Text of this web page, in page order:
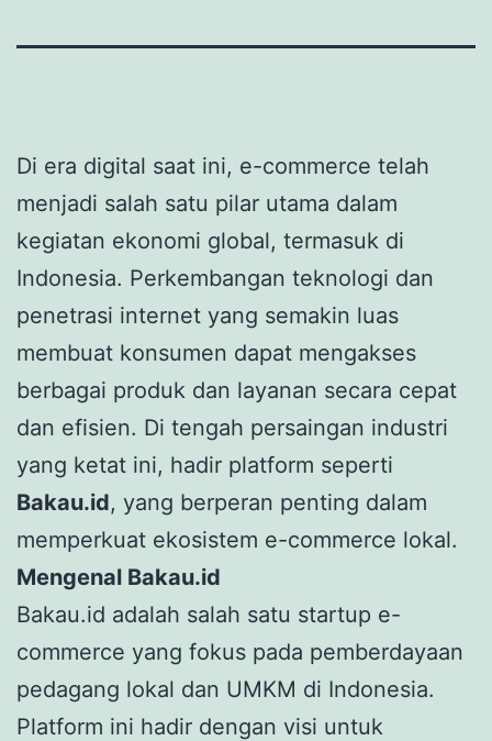
Di era digital saat ini, e-commerce telah
menjadi salah satu pilar utama dalam
kegiatan ekonomi global, termasuk di
Indonesia. Perkembangan teknologi dan
penetrasi internet yang semakin luas
membuat konsumen dapat mengakses
berbagai produk dan layanan secara cepat
dan efisien. Di tengah persaingan industri
yang ketat ini, hadir platform seperti
Bakau.id, yang berperan penting dalam
memperkuat ekosistem e-commerce lokal.
Mengenal Bakau.id
Bakau.id adalah salah satu startup e-
commerce yang fokus pada pemberdayaan
pedagang lokal dan UMKM di Indonesia.
Platform ini hadir dengan visi untuk